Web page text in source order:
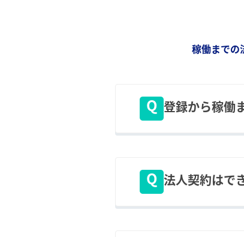
稼働までの
登録から稼働
法人契約はで